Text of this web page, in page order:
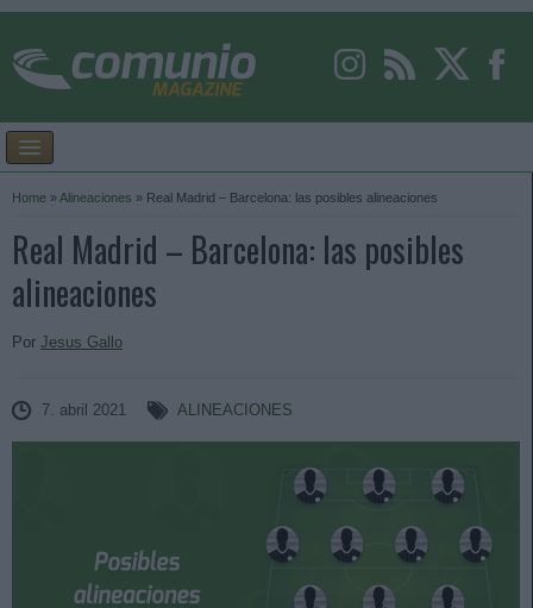
Home »Alineaciones » Real Madrid – Barcelona: las posibles alineaciones
Real Madrid – Barcelona: las posibles
alineaciones
Por Jesus Gallo
7. abril 2021 ALINEACIONES